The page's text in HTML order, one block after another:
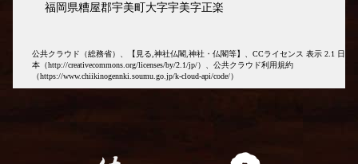
福岡県糟屋郡宇美町大字宇美字正楽
公共クラウド（総務省）、【見る,神社仏閣,神社・仏閣等】、CCライセンス 表示 2.1 日
本（http://creativecommons.org/licenses/by/2.1/jp/）、公共クラウド利用規約
（https://www.chiikinogennki.soumu.go.jp/k-cloud-api/code/）